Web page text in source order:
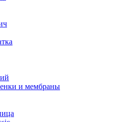
и мембраны